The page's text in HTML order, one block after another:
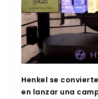
Hen­kel se
en lan­zar una